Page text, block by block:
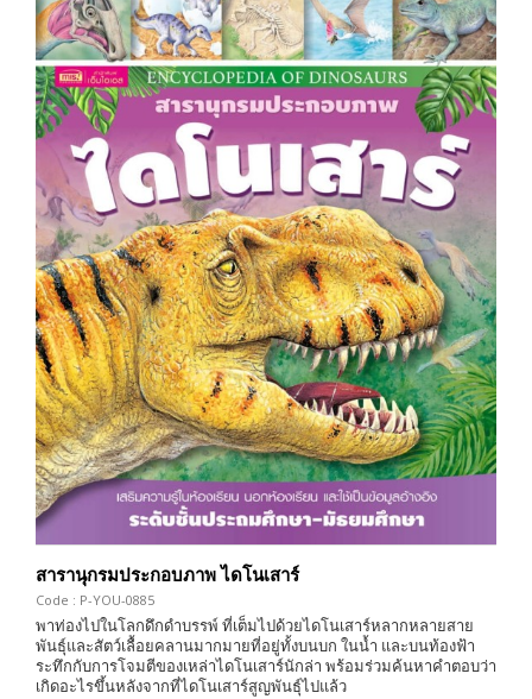
สารานุกรมประกอบภาพ ไดโนเสาร์
Code : P-YOU-0885
พาท่องไปในโลกดึกดำบรรพ์ ที่เต็มไปด้วยไดโนเสาร์หลากหลายสาย
พันธุ์และสัตว์เลื้อยคลานมากมายที่อยู่ทั้งบนบก ในน้ำ และบนท้องฟ้า
ระทึกกับการโจมตีของเหล่าไดโนเสาร์นักล่า พร้อมร่วมค้นหาคำตอบว่า
เกิดอะไรขึ้นหลังจากที่ไดโนเสาร์สูญพันธุ์ไปแล้ว